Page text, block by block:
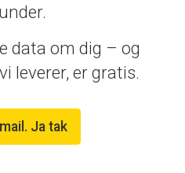
data om dig – og
leverer, er gratis.
Ja tak